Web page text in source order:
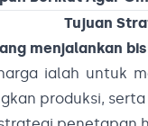
Tujuan
ialah untuk
produksi,